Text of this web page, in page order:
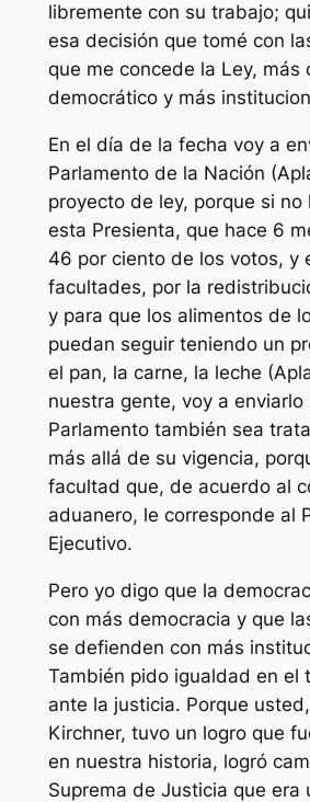
libremente con su trabajo;
esa decisión que tomé con
que me concede la Ley, más
democrático y más
En el día de la fecha voy a
Parlamento de la Nación
proyecto de ley, porque si no
esta Presienta, que hace 6
46 por ciento de los votos, y
facultades, por la
y para que los alimentos de
puedan seguir teniendo un
el pan, la carne, la leche
nuestra gente, voy a enviarlo
Parlamento también sea
más allá de su vigencia,
facultad que, de acuerdo al
aduanero, le corresponde al
Ejecutivo.
Pero yo digo que la
con más democracia y que
se defienden con más
También pido igualdad en el
ante la justicia. Porque
Kirchner, tuvo un logro que
en nuestra historia, logró
Suprema de Justicia que era